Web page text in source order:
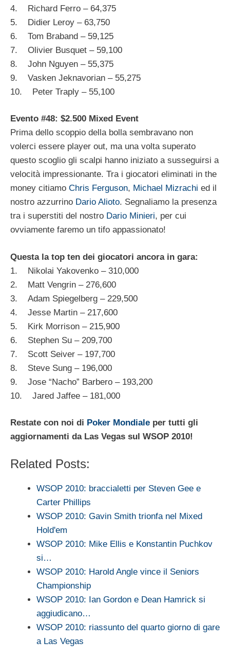
4. Richard Ferro – 64,375
5. Didier Leroy – 63,750
6. Tom Braband – 59,125
7. Olivier Busquet – 59,100
8. John Nguyen – 55,375
9. Vasken Jeknavorian – 55,275
10. Peter Traply – 55,100
Evento #48: $2.500 Mixed Event
Prima dello scoppio della bolla sembravano non
volerci essere player out, ma una volta superato
questo scoglio gli scalpi hanno iniziato a susseguirsi a
velocità impressionante. Tra i giocatori eliminati in the
money citiamo Chris Ferguson, Michael Mizrachi ed il
nostro azzurrino Dario Alioto. Segnaliamo la presenza
tra i superstiti del nostro Dario Minieri, per cui
ovviamente faremo un tifo appassionato!
Questa la top ten dei giocatori ancora in gara:
1. Nikolai Yakovenko – 310,000
2. Matt Vengrin – 276,600
3. Adam Spiegelberg – 229,500
4. Jesse Martin – 217,600
5. Kirk Morrison – 215,900
6. Stephen Su – 209,700
7. Scott Seiver – 197,700
8. Steve Sung – 196,000
9. Jose “Nacho” Barbero – 193,200
10. Jared Jaffee – 181,000
Restate con noi di Poker Mondiale per tutti gli
aggiornamenti da Las Vegas sul WSOP 2010!
Related Posts:
WSOP 2010: braccialetti per Steven Gee e
Carter Phillips
WSOP 2010: Gavin Smith trionfa nel Mixed
Hold'em
WSOP 2010: Mike Ellis e Konstantin Puchkov
si…
WSOP 2010: Harold Angle vince il Seniors
Championship
WSOP 2010: Ian Gordon e Dean Hamrick si
aggiudicano…
WSOP 2010: riassunto del quarto giorno di gare
a Las Vegas